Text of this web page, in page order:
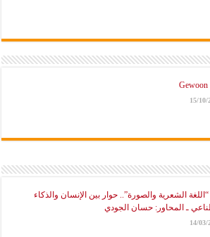
Gewoon
15/10/
الشعرية والصورة”.. حوار بين الإنسان والذكاء
ـ المحاور: حسان الجودي
14/03/